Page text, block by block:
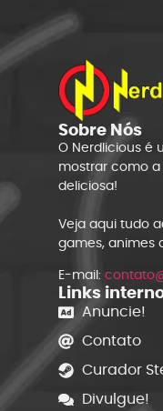
Sobre Nós
O Nerdlicious é
mostrar como
deliciosa!
Veja aqui tudo
games, animes
E-mail:
Links
Anuncie!
Contato
Curador
Divulgue!